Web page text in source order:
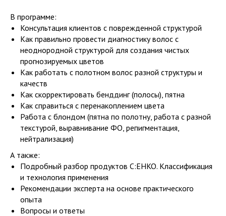
В программе:
Консультация клиентов с поврежденной структурой
Как правильно провести диагностику волос с
неоднородной структурой для создания чистых
прогнозируемых цветов
Как работать с полотном волос разной структуры и
качеств
Как скорректировать бенддинг (полосы), пятна
Как справиться с перенакоплением цвета
Работа с блондом (пятна по полотну, работа с разной
текстурой, выравнивание ФО, репигментация,
нейтрализация)
А также:
Подробный разбор продуктов C:EHKO. Классификация
и технология применения
Рекомендации эксперта на основе практического
опыта
Вопросы и ответы